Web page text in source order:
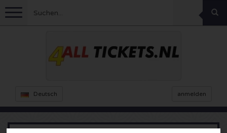
Deutsch anmelden
Menu
Ajax Karten